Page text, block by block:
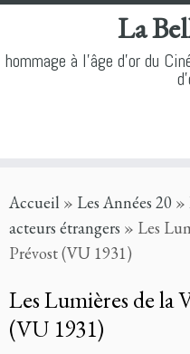
to
content
La
hommage à l'âge d'or du
Accueil » Les Années 20 »
acteurs étrangers » Les
Prévost (VU 1931)
Les Lumières de la
(VU 1931)